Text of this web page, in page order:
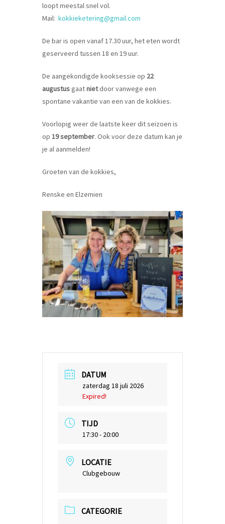
loopt meestal snel vol.
Mail: kokkieketering@gmail.com
De bar is open vanaf 17.30 uur, het eten wordt
geserveerd tussen 18 en 19 uur.
De aangekondigde kooksessie op 22
augustusgaatnietdoor vanwege een
spontane vakantie van een van de kokkies.
Voorlopig weer de laatste keer dit seizoen is
op 19 september. Ook voor deze datum kan je
je al aanmelden!
Groeten van de kokkies,
Renske en Elzemien
DATUM
zaterdag 18 juli 2026
Expired!
TIJD
17:30 - 20:00
LOCATIE
Clubgebouw
CATEGORIE